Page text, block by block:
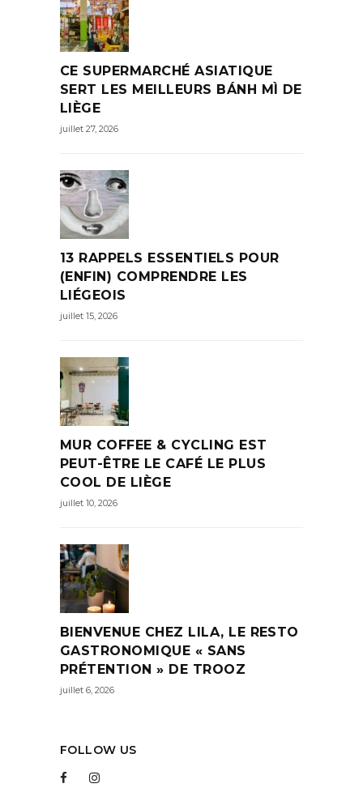
CE SUPERMARCHÉ ASIATIQUE
SERT LES MEILLEURS BÁNH MÌ DE
LIÈGE
juillet 27, 2026
13 RAPPELS ESSENTIELS POUR
(ENFIN) COMPRENDRE LES
LIÉGEOIS
juillet 15, 2026
MUR COFFEE & CYCLING EST
PEUT-ÊTRE LE CAFÉ LE PLUS
COOL DE LIÈGE
juillet 10, 2026
BIENVENUE CHEZ LILA, LE RESTO
GASTRONOMIQUE « SANS
PRÉTENTION » DE TROOZ
juillet 6, 2026
FOLLOW US